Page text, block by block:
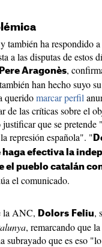
también ha respondido a
a las disputas de estos
Pere Aragonès,
han hecho suyo su
queridomarcar perfil
de las críticas sobre el
que se pretende
represión española". "
haga efectiva la
el pueblo catalán
el comunicado.
la ANC, Dolors Feliu,
, remarcando que
subrayado que es eso